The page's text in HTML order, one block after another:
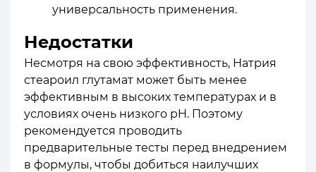
универсальность применения.
Недостатки
Несмотря на свою эффективность, Натрия
стеароил глутамат может быть менее
эффективным в высоких температурах и в
условиях очень низкого pH. Поэтому
рекомендуется проводить
предварительные тесты перед внедрением
в формулы, чтобы добиться наилучших